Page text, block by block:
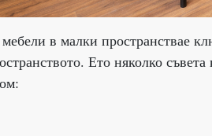
в малки пространствае
Ето няколко